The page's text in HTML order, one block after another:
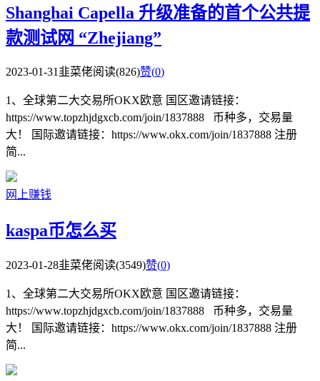
Shanghai Capella 升级准备的首个公共提
款测试网 “Zhejiang”
2023-01-31韭菜佬阅读(826)赞(0)
1、全球第二大交易所OKX欧意 国区邀请链接：
https://www.topzhjdgxcb.com/join/1837888 币种多，交易量
大！ 国际邀请链接：https://www.okx.com/join/1837888 注册
简...
网上赚钱
kaspa币怎么买
2023-01-28韭菜佬阅读(3549)赞(0)
1、全球第二大交易所OKX欧意 国区邀请链接：
https://www.topzhjdgxcb.com/join/1837888 币种多，交易量
大！ 国际邀请链接：https://www.okx.com/join/1837888 注册
简...